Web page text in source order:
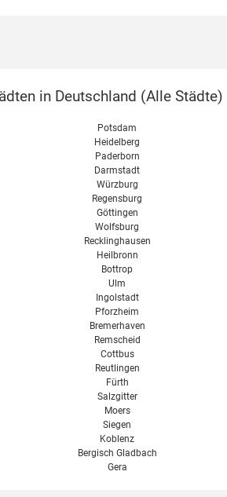
in Deutschland (Alle Städte)
Potsdam
Heidelberg
Paderborn
Darmstadt
Würzburg
Regensburg
Göttingen
Wolfsburg
Recklinghausen
Heilbronn
Bottrop
Ulm
Ingolstadt
Pforzheim
Bremerhaven
Remscheid
Cottbus
Reutlingen
Fürth
Salzgitter
Moers
Siegen
Koblenz
Bergisch Gladbach
Gera